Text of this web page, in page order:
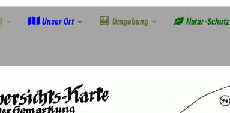
Unser Ort Umgebung Natur-Schutz